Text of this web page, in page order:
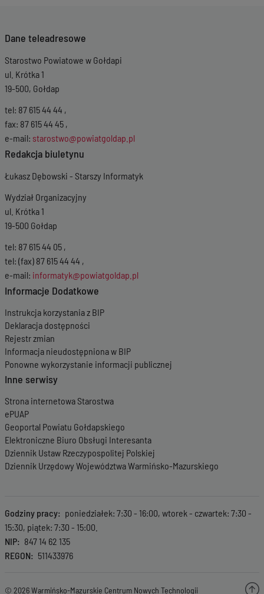
Dane teleadresowe
Starostwo Powiatowe w Gołdapi
ul. Krótka 1
19-500, Gołdap
tel: 87 615 44 44 ,
fax: 87 615 44 45 ,
e-mail: starostwo@powiatgoldap.pl
Redakcja biuletynu
Łukasz Dębowski - Starszy Informatyk
Wydział Organizacyjny
ul. Krótka 1
19-500 Gołdap
tel: 87 615 44 05 ,
tel: (fax) 87 615 44 44 ,
e-mail: informatyk@powiatgoldap.pl
Informacje Dodatkowe
Instrukcja korzystania z BIP
Deklaracja dostępności
Rejestr zmian
Informacja nieudostępniona w BIP
Ponowne wykorzystanie informacji publicznej
Inne serwisy
Strona internetowa Starostwa
ePUAP
Geoportal Powiatu Gołdapskiego
Elektroniczne Biuro Obsługi Interesanta
Dziennik Ustaw Rzeczypospolitej Polskiej
Dziennik Urzędowy Województwa Warmińsko-Mazurskiego
Godziny pracy
poniedziałek: 7:30 - 16:00, wtorek - czwartek: 7:30 -
15:30, piątek: 7:30 - 15:00.
NIP
847 14 62 135
REGON
511433976
© 2026 Warmińsko-Mazurskie Centrum Nowych Technologii